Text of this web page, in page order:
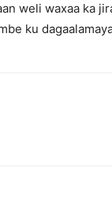
weli waxaa ka
ku